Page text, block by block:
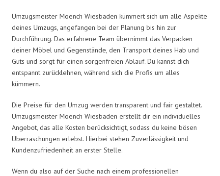
Umzugsmeister Moench Wiesbaden kümmert sich um alle Aspekte
deines Umzugs, angefangen bei der Planung bis hin zur
Durchführung. Das erfahrene Team übernimmt das Verpacken
deiner Möbel und Gegenstände, den Transport deines Hab und
Guts und sorgt für einen sorgenfreien Ablauf. Du kannst dich
entspannt zurücklehnen, während sich die Profis um alles
kümmern.
Die Preise für den Umzug werden transparent und fair gestaltet.
Umzugsmeister Moench Wiesbaden erstellt dir ein individuelles
Angebot, das alle Kosten berücksichtigt, sodass du keine bösen
Überraschungen erlebst. Hierbei stehen Zuverlässigkeit und
Kundenzufriedenheit an erster Stelle.
Wenn du also auf der Suche nach einem professionellen